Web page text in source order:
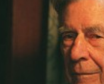
actuelles du monde de
par de l’énergie
des gains en productivité.